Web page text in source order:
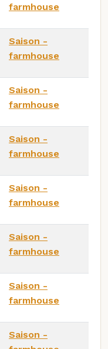
farmhouse
Saison -
farmhouse
Saison -
farmhouse
Saison -
farmhouse
Saison -
farmhouse
Saison -
farmhouse
Saison -
farmhouse
Saison -